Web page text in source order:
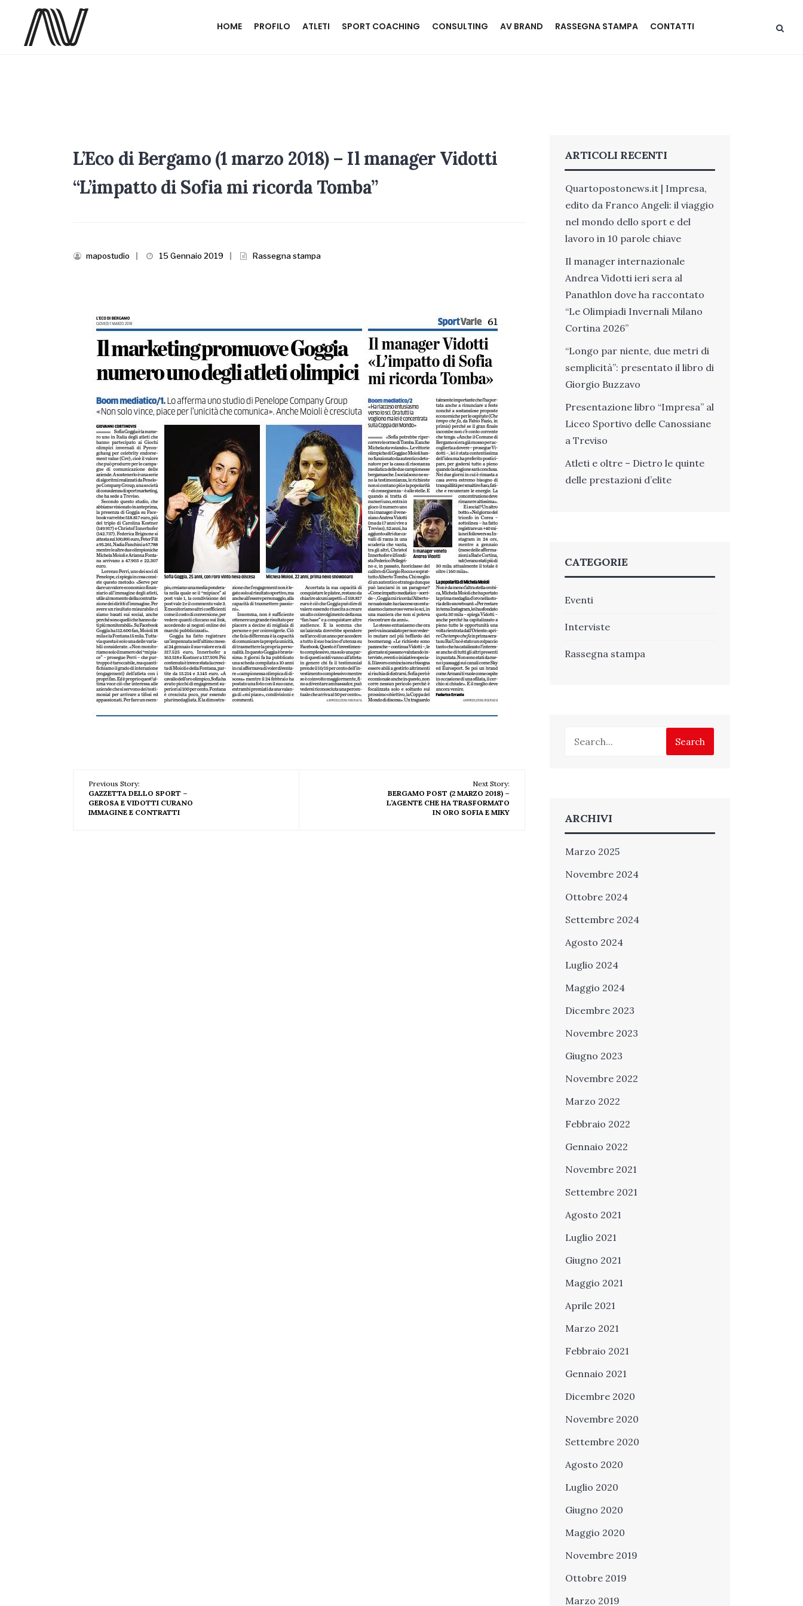
HOME PROFILO ATLETI SPORT COACHING CONSULTING AV BRAND RASSEGNA STAMPA CONTATTI
L’Eco di Bergamo (1 marzo 2018) – Il manager Vidotti
“L’impatto di Sofia mi ricorda Tomba”
mapostudio 15 Gennaio 2019 Rassegna stampa
Previous Story:
GAZZETTA DELLO SPORT –
GEROSA E VIDOTTI CURANO
IMMAGINE E CONTRATTI
Next Story:
BERGAMO POST (2 MARZO 2018) –
L’AGENTE CHE HA TRASFORMATO
IN ORO SOFIA E MIKY
ARTICOLI RECENTI
Quartopostonews.it | Impresa,
edito da Franco Angeli: il viaggio
nel mondo dello sport e del
lavoro in 10 parole chiave
Il manager internazionale
Andrea Vidotti ieri sera al
Panathlon dove ha raccontato
“Le Olimpiadi Invernali Milano
Cortina 2026”
“Longo par niente, due metri di
semplicità”: presentato il libro di
Giorgio Buzzavo
Presentazione libro “Impresa” al
Liceo Sportivo delle Canossiane
a Treviso
Atleti e oltre – Dietro le quinte
delle prestazioni d’elite
CATEGORIE
Eventi
Interviste
Rassegna stampa
Search
ARCHIVI
Marzo 2025
Novembre 2024
Ottobre 2024
Settembre 2024
Agosto 2024
Luglio 2024
Maggio 2024
Dicembre 2023
Novembre 2023
Giugno 2023
Novembre 2022
Marzo 2022
Febbraio 2022
Gennaio 2022
Novembre 2021
Settembre 2021
Agosto 2021
Luglio 2021
Giugno 2021
Maggio 2021
Aprile 2021
Marzo 2021
Febbraio 2021
Gennaio 2021
Dicembre 2020
Novembre 2020
Settembre 2020
Agosto 2020
Luglio 2020
Giugno 2020
Maggio 2020
Novembre 2019
Ottobre 2019
Marzo 2019